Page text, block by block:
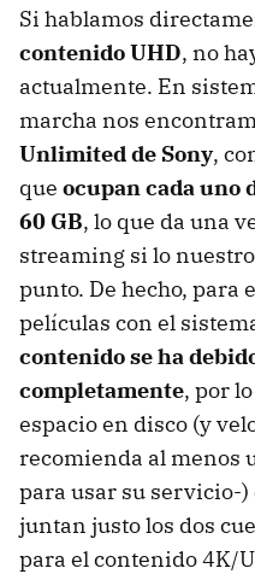
Si hablamos
contenido UHD, no
actualmente. En
marcha nos
Unlimited de Sony,
que ocupan cada uno
60 GB, lo que da una
streaming si lo
punto. De hecho, para
películas con el
contenido se ha
completamente, por
espacio en disco (y
recomienda al menos
para usar su servicio-
juntan justo los dos
para el contenido 4K/